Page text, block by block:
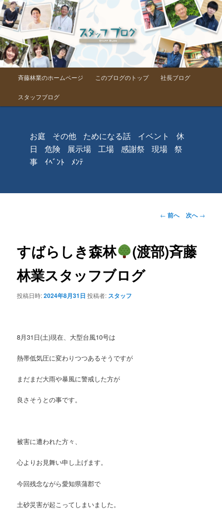
メインメニュー
メインコンテンツへ移動
斉藤林業のホームページ このブログのトップ 社長ブログ
スタッフブログ
お庭 その他 ためになる話 イベント
休
日
危険 展示場 工場 感謝祭 現場
祭
事
ｲﾍﾞﾝﾄ ﾒﾝﾃ
投稿ナビゲーシ
← 前へ 次へ→
すばらしき森林
(渡部)斉藤
林業スタッフブログ
投稿日時:2024年8月31日 投稿者: スタッフ
8月31日(土)現在、大型台風10号は
熱帯低気圧に変わりつつあるそうですが
まだまだ大雨や暴風に警戒した方が
良さそうとの事です。
被害に遭われた方々、
心よりお見舞い申し上げます。
今回残念ながら愛知県蒲郡で
土砂災害が起こってしまいました。